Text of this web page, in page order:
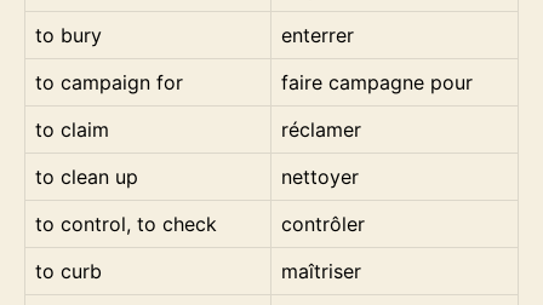
to bury
enterrer
to campaign for
faire campagne pour
to claim
réclamer
to clean up
nettoyer
to control, to check
contrôler
to curb
maîtriser